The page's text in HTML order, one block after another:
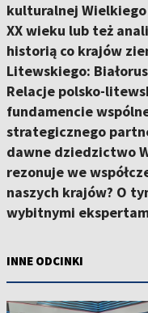
kulturalnej Wielkiego
XX wieku lub też
historią co krajów
Litewskiego:
Relacje polsko-
fundamencie
strategicznego
dawne dziedzictwo
rezonuje we
naszych krajów? O
wybitnymi
INNE ODCINKI